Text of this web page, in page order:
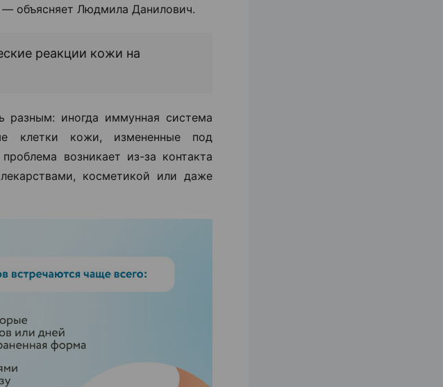
— объясняет Людмила Данилович.
реакции кожи на
иногда иммунная система
клетки кожи, измененные под
возникает из-за контакта
косметикой или даже